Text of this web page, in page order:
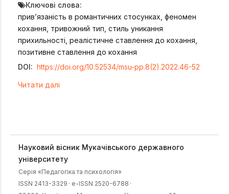
Ключові слова:
прив’язаність в романтичних стосунках, феномен
кохання, тривожний тип, стиль уникання
прихильності, реалістичне ставлення до кохання,
позитивне ставлення до кохання
DOI: https://doi.org/10.52534/msu-pp.8(2).2022.46-52
Читати далі
Науковий вісник Мукачівського державного
університету
Серія «Педагогіка та психологія»
ISSN 2413-3329 · e-ISSN 2520-6788 ·